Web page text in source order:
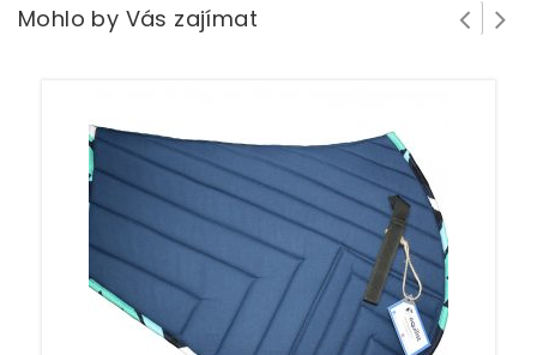
Mohlo by Vás zajímat